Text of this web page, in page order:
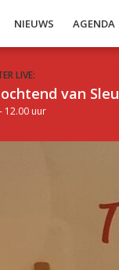
NIEUWS AGENDA
LIVE:
van
12.00 uur